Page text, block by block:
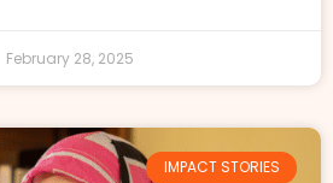
February 28, 2025
IMPACT STORIES